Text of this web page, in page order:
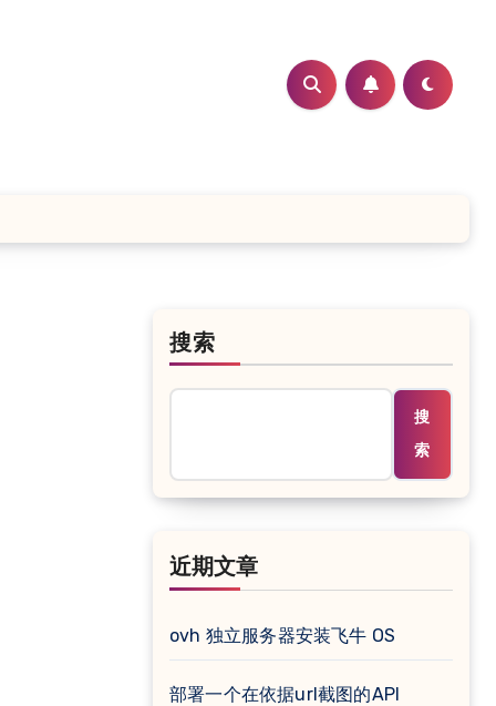
搜索
搜
索
近期文章
ovh 独立服务器安装飞牛 OS
部署一个在依据url截图的API